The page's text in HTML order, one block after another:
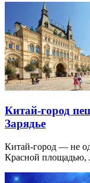
Китай-город
Зарядье
Китай-город — не
Красной площадью,